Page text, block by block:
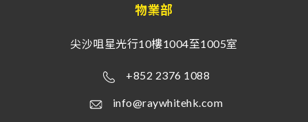
物業部
尖沙咀星光行10樓1004至1005室
+852 2376 1088
info@raywhitehk.com